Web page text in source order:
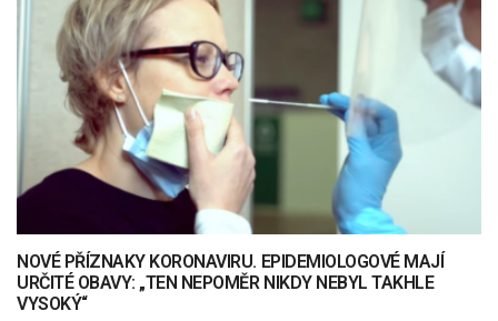
NOVÉ PŘÍZNAKY KORONAVIRU. EPIDEMIOLOGOVÉ MAJÍ
URČITÉ OBAVY: „TEN NEPOMĚR NIKDY NEBYL TAKHLE
VYSOKÝ“